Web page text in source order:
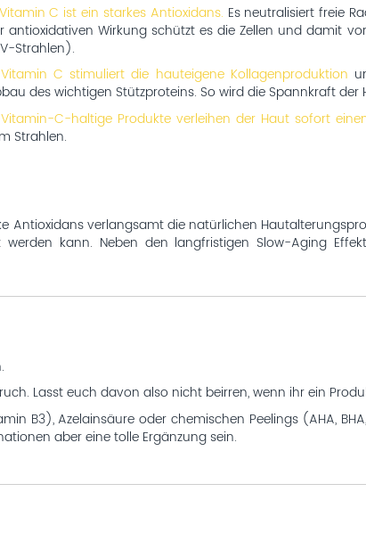
C ist ein starkes Antioxidans. Es neutralisiert freie
antioxidativen Wirkung schützt es die Zellen und damit
Strahlen).
C stimuliert die hauteigene Kollagenproduktion
des wichtigen Stützproteins. So wird die Spannkraft
C-haltige Produkte verleihen der Haut sofort
Strahlen.
Antioxidans verlangsamt die natürlichen
kann. Neben den langfristigen Slow-Aging
Lasst euch davon also nicht beirren, wenn ihr ein
B3), Azelainsäure oder chemischen Peelings (AHA,
aber eine tolle Ergänzung sein.